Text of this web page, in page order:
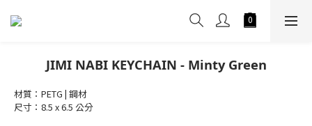
JIMI NABI KEYCHAIN - Minty Green
材質：PETG | 鋼材
尺寸：8.5 x 6.5 公分